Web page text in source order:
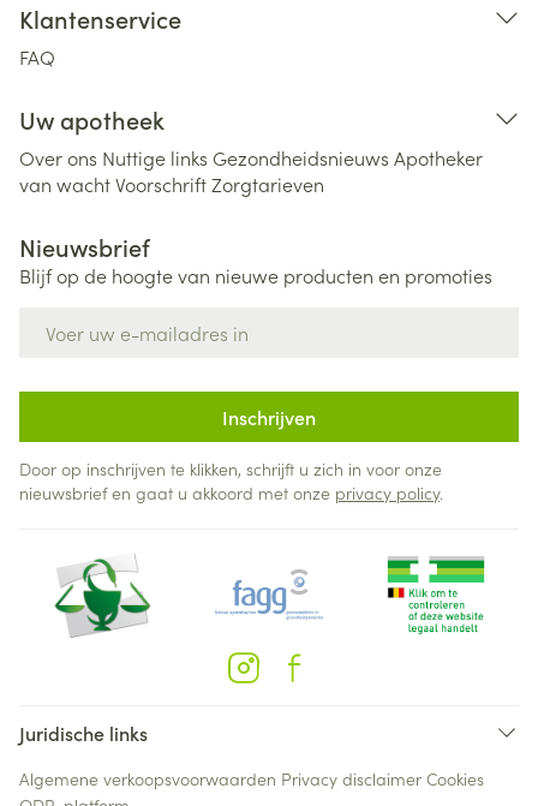
Klantenservice
FAQ
Uw apotheek
Over ons Nuttige links Gezondheidsnieuws Apotheker
van wachtVoorschriftZorgtarieven
Nieuwsbrief
Blijf op de hoogte van nieuwe producten en promoties
Inschrijven
Door op inschrijven te klikken, schrijft u zich in voor onze
nieuwsbrief en gaat u akkoord met onze privacy policy.
Juridische links
Algemene verkoopsvoorwaarden Privacy disclaimer Cookies